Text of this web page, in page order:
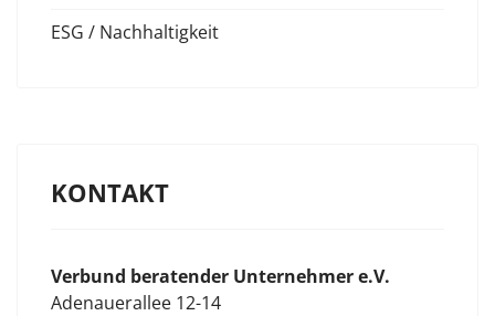
ESG / Nachhaltigkeit
KONTAKT
Verbund beratender Unternehmer e.V.
Adenauerallee 12-14